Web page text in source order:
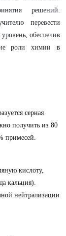
решений.
перевести
обеспечив
роли химии в
серная
получить из 80
примесей.
кислоту,
кальция).
нейтрализации